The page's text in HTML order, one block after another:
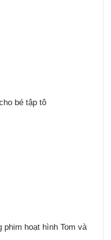
bé tập tô
hoạt hình Tom và